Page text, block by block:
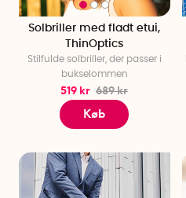
Solbriller med fladt etui,
ThinOptics
Stilfulde solbriller, der passer i
bukselommen
519 kr 689 kr
Køb